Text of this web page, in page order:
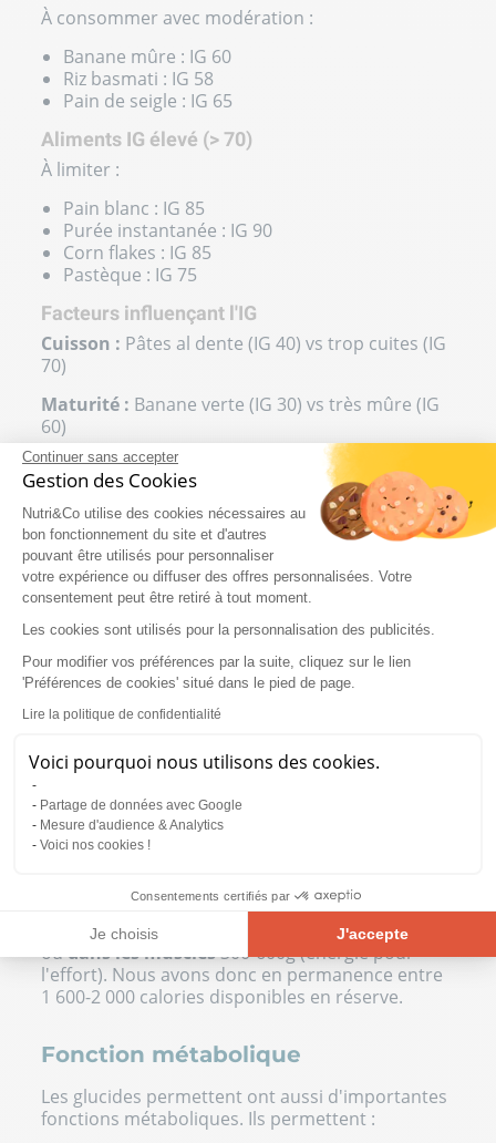
Continuer sans accepter
Gestion des Cookies
Nutri&Co utilise des cookies nécessaires au
bon fonctionnement du site et d'autres
pouvant être utilisés pour personnaliser
votre expérience ou diffuser des offres personnalisées. Votre
consentement peut être retiré à tout moment.
Les cookies sont utilisés pour la personnalisation des publicités.
Pour modifier vos préférences par la suite, cliquez sur le lien
'Préférences de cookies' situé dans le pied de page.
Lire la politique de confidentialité
Voici pourquoi nous utilisons des cookies.
Partage de données avec Google
Mesure d'audience & Analytics
Voici nos cookies !
Consentements certifiés par
Je choisis J'accepte
Axeptio consent
Plateforme de Gestion du Consentement : Personnalisez vos
Notre plateforme vous permet d'adapter et de gérer vos
À consommer avec modération :
Banane mûre : IG 60
Riz basmati : IG 58
Pain de seigle : IG 65
Aliments IG élevé (> 70)
À limiter :
Pain blanc : IG 85
Purée instantanée : IG 90
Corn flakes : IG 85
Pastèque : IG 75
Facteurs influençant l'IG
Cuisson : Pâtes al dente (IG 40) vs trop cuites (IG
70)
Maturité : Banane verte (IG 30) vs très mûre (IG
60)
Transformation :
Pomme entière (IG 35) vs jus
de pomme (IG 75)
Association alimentaire :Ajouter des fibres ou
des protéines diminue l'IG global
LE RÔLE DES GLUCIDES DANS
L'ORGANISME
Fonction énergétique
plus rapidement disponible pour l'organisme. Le
glucose alimente directement le cerveau (20% de
l'énergie totale du corps), les muscles pendant
l'effort, les globules rouges, le système nerveux
central.
La présence de glucides dans les aliments
permet destocker de l'énergieque ce soitdans
le foie(100-120g pour la régulation glycémique),
oudans les muscles300-600g (énergie pour
l'effort). Nous avons donc en permanence entre
1 600-2 000 calories disponibles en réserve.
Fonction métabolique
Les glucides permettent ont aussi d'importantes
fonctions métaboliques. Ils permettent :